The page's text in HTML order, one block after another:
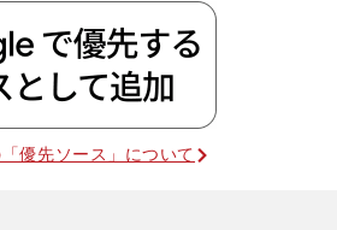
優先ソース」について